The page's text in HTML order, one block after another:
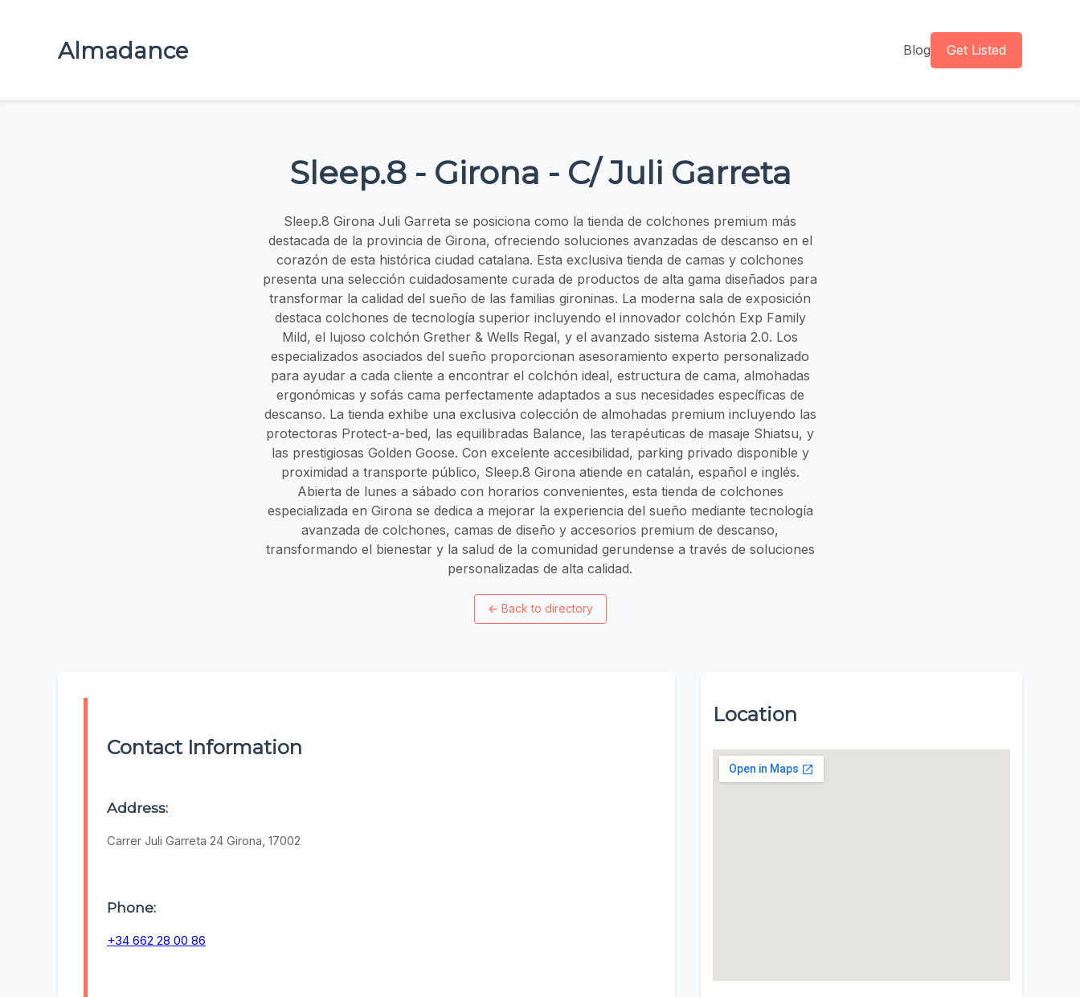
Almadance Blog Get Listed
Sleep.8 - Girona - C/ Juli Garreta
Sleep.8 Girona Juli Garreta se posiciona como la tienda de colchones premium más
destacada de la provincia de Girona, ofreciendo soluciones avanzadas de descanso en el
corazón de esta histórica ciudad catalana. Esta exclusiva tienda de camas y colchones
presenta una selección cuidadosamente curada de productos de alta gama diseñados para
transformar la calidad del sueño de las familias gironinas. La moderna sala de exposición
destaca colchones de tecnología superior incluyendo el innovador colchón Exp Family
Mild, el lujoso colchón Grether & Wells Regal, y el avanzado sistema Astoria 2.0. Los
especializados asociados del sueño proporcionan asesoramiento experto personalizado
para ayudar a cada cliente a encontrar el colchón ideal, estructura de cama, almohadas
ergonómicas y sofás cama perfectamente adaptados a sus necesidades específicas de
descanso. La tienda exhibe una exclusiva colección de almohadas premium incluyendo las
protectoras Protect-a-bed, las equilibradas Balance, las terapéuticas de masaje Shiatsu, y
las prestigiosas Golden Goose. Con excelente accesibilidad, parking privado disponible y
proximidad a transporte público, Sleep.8 Girona atiende en catalán, español e inglés.
Abierta de lunes a sábado con horarios convenientes, esta tienda de colchones
especializada en Girona se dedica a mejorar la experiencia del sueño mediante tecnología
avanzada de colchones, camas de diseño y accesorios premium de descanso,
transformando el bienestar y la salud de la comunidad gerundense a través de soluciones
personalizadas de alta calidad.
← Back to directory
Contact Information
Address:
Carrer Juli Garreta 24 Girona, 17002
Phone:
+34 662 28 00 86
Location